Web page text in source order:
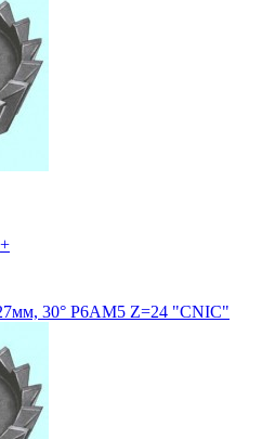
+
30° Р6АМ5 Z=24 "CNIC"